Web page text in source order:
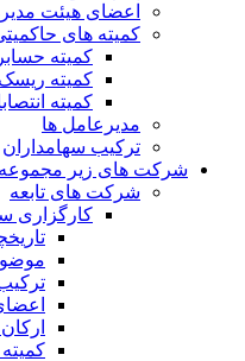
اعضای هیئت
کمیته های
کمیته
کمیته ریسک
کمیته
مدیرعامل ها
ترکیب سهامداران
شرکت های زیر مجموعه
شرکت های تابعه
کارگزاری